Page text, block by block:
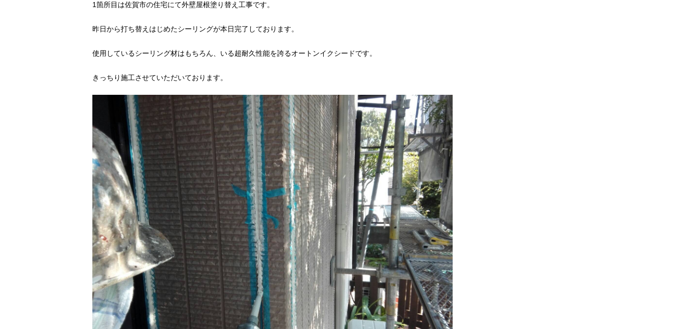
1箇所目は佐賀市の住宅にて外壁屋根塗り替え工事です。
昨日から打ち替えはじめたシーリングが本日完了しております。
使用しているシーリング材はもちろん、いる超耐久性能を誇るオートンイクシードです。
きっちり施工させていただいております。